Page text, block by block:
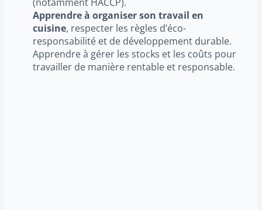
Apprendre à organiser son travail en
cuisine, respecter les règles d’éco-
responsabilité et de développement durable.
Apprendre à gérer les stocks et les coûts pour
travailler de manière rentable et responsable.